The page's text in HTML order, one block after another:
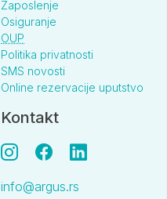
Zaposlenje
Osiguranje
OUP
Politika privatnosti
SMS novosti
Online rezervacije uputstvo
Kontakt
info@argus.rs